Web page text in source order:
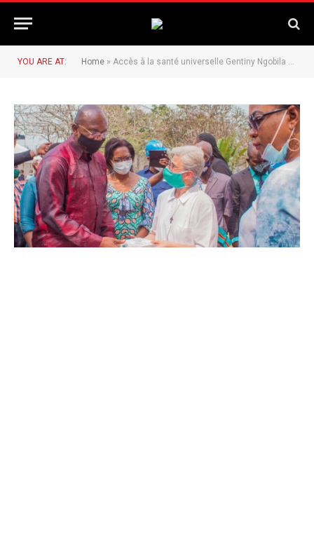
YOU ARE AT: Home » Accès à la santé universelle Gentiny Ngobila fait des dons à trois hôpitaux de la Tshangu.